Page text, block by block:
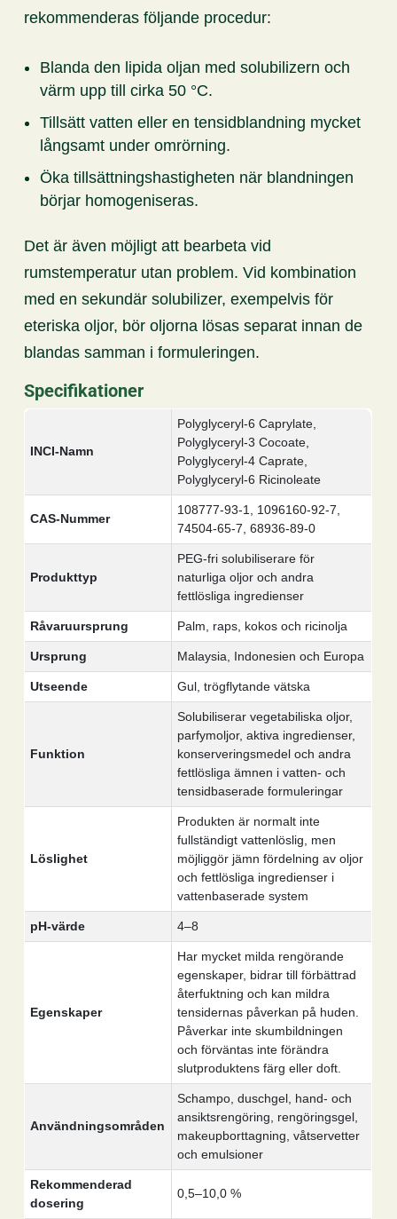
rekommenderas följande procedur:
Blanda den lipida oljan med solubilizern och
värm upp till cirka 50 °C.
Tillsätt vatten eller en tensidblandning mycket
långsamt under omrörning.
Öka tillsättningshastigheten när blandningen
börjar homogeniseras.
Det är även möjligt att bearbeta vid
rumstemperatur utan problem. Vid kombination
med en sekundär solubilizer, exempelvis för
eteriska oljor, bör oljorna lösas separat innan de
blandas samman i formuleringen.
Specifikationer
INCI-Namn
Polyglyceryl-6 Caprylate,
Polyglyceryl-3 Cocoate,
Polyglyceryl-4 Caprate,
Polyglyceryl-6 Ricinoleate
CAS-Nummer
108777-93-1, 1096160-92-7,
74504-65-7, 68936-89-0
Produkttyp
PEG-fri solubiliserare för
naturliga oljor och andra
fettlösliga ingredienser
Råvaruursprung Palm, raps, kokos och ricinolja
Ursprung Malaysia, Indonesien och Europa
Utseende Gul, trögflytande vätska
Funktion
Solubiliserar vegetabiliska oljor,
parfymoljor, aktiva ingredienser,
konserveringsmedel och andra
fettlösliga ämnen i vatten- och
tensidbaserade formuleringar
Löslighet
Produkten är normalt inte
fullständigt vattenlöslig, men
möjliggör jämn fördelning av oljor
och fettlösliga ingredienser i
vattenbaserade system
pH-värde 4–8
Egenskaper
Har mycket milda rengörande
egenskaper, bidrar till förbättrad
återfuktning och kan mildra
tensidernas påverkan på huden.
Påverkar inte skumbildningen
och förväntas inte förändra
slutproduktens färg eller doft.
Användningsområden
Schampo, duschgel, hand- och
ansiktsrengöring, rengöringsgel,
makeupborttagning, våtservetter
och emulsioner
Rekommenderad
dosering
0,5–10,0 %